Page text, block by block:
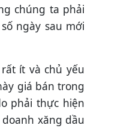
chúng ta phải
ngày sau mới
ít và chủ yếu
giá bán trong
phải thực hiện
xăng dầu